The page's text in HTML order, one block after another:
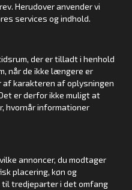
Herudover anvender vi
services og indhold.
der er tilladt i henhold
når de ikke længere er
karakteren af oplysningen
er derfor ikke muligt at
hvornår informationer
annoncer, du modtager
placering, køn og
til tredjeparter i det omfang